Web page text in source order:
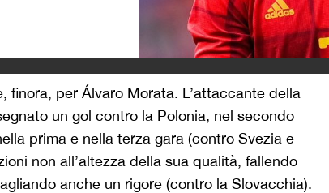
finora, per Álvaro Morata. L’attaccante della
un gol contro la Polonia, nel secondo
prima e nella terza gara (contro Svezia e
non all’altezza della sua qualità, fallendo
anche un rigore (contro la Slovacchia).